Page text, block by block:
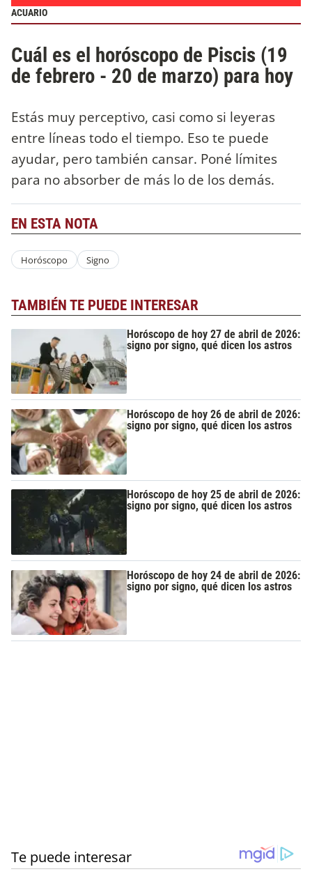
ACUARIO
Cuál es el horóscopo de Piscis (19
de febrero - 20 de marzo) para hoy
Estás muy perceptivo, casi como si leyeras
entre líneas todo el tiempo. Eso te puede
ayudar, pero también cansar. Poné límites
para no absorber de más lo de los demás.
EN ESTA NOTA
Horóscopo Signo
TAMBIÉN TE PUEDE INTERESAR
Horóscopo de hoy 27 de abril de 2026:
signo por signo, qué dicen los astros
Horóscopo de hoy 26 de abril de 2026:
signo por signo, qué dicen los astros
Horóscopo de hoy 25 de abril de 2026:
signo por signo, qué dicen los astros
Horóscopo de hoy 24 de abril de 2026:
signo por signo, qué dicen los astros